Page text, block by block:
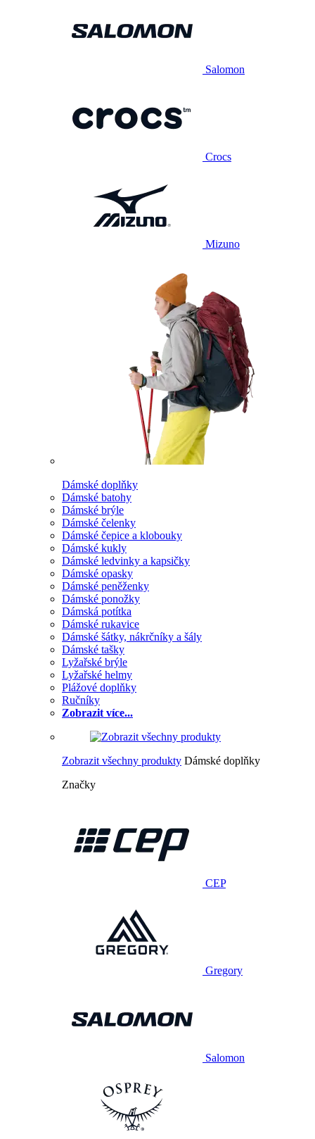
Salomon
Crocs
Mizuno
Dámské doplňky
Dámské batohy
Dámské brýle
Dámské čelenky
Dámské čepice a klobouky
Dámské kukly
Dámské ledvinky a kapsičky
Dámské opasky
Dámské peněženky
Dámské ponožky
Dámská potítka
Dámské rukavice
Dámské šátky, nákrčníky a šály
Dámské tašky
Lyžařské brýle
Lyžařské helmy
Plážové doplňky
Ručníky
Zobrazit více...
Zobrazit všechny produkty Dámské doplňky
Značky
CEP
Gregory
Salomon